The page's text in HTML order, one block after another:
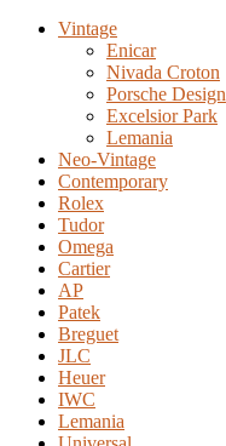
Vintage
Enicar
Nivada Croton
Porsche Design
Excelsior Park
Lemania
Neo-Vintage
Contemporary
Rolex
Tudor
Omega
Cartier
AP
Patek
Breguet
JLC
Heuer
IWC
Lemania